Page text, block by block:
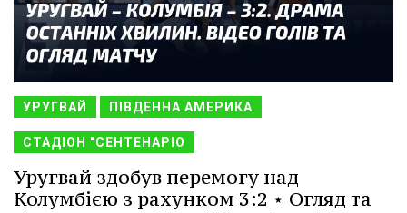
УРУГВАЙ ПІВДЕННА АМЕРИКА
СТАДІОН "СЕНТЕНАРІО
Уругвай здобув перемогу над
Колумбією з рахунком 3:2 ⋆ Огляд та